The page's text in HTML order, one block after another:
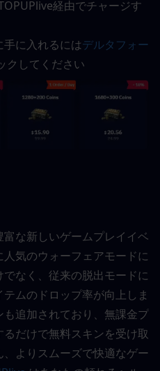
経由でチャージす
に入れるにはデルタフォー
クしてください
な新しいゲームプレイイベ
気のウォーフェアモードに
なく、従来の脱出モードに
ムのドロップ率が向上しま
追加されており、無課金プ
だけで無料スキンを受け取
よりスムーズで快適なゲー